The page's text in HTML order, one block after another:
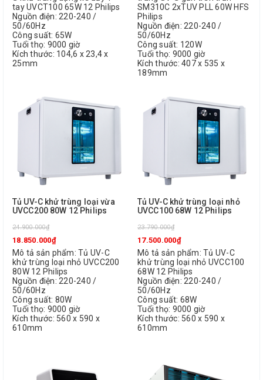
tay UVCT100 65W 12 Philips
Nguồn điện: 220-240 /
50/60Hz
Công suất: 65W
Tuổi thọ: 9000 giờ
Kích thước: 104,6 x 23,4 x
25mm
SM310C 2xTUV PLL 60W HFS
Philips
Nguồn điện: 220-240 /
50/60Hz
Công suất: 120W
Tuổi thọ: 9000 giờ
Kích thước: 407 x 535 x
189mm
Tủ UV-C khử trùng loại vừa
UVCC200 80W 12 Philips
24.900.000₫
18.850.000₫
Mô tả sản phẩm: Tủ UV-C
khử trùng loại nhỏ UVCC200
80W 12 Philips
Nguồn điện: 220-240 /
50/60Hz
Công suất: 80W
Tuổi thọ: 9000 giờ
Kích thước: 560 x 590 x
610mm
Tủ UV-C khử trùng loại nhỏ
UVCC100 68W 12 Philips
23.790.000₫
17.500.000₫
Mô tả sản phẩm: Tủ UV-C
khử trùng loại nhỏ UVCC100
68W 12 Philips
Nguồn điện: 220-240 /
50/60Hz
Công suất: 68W
Tuổi thọ: 9000 giờ
Kích thước: 560 x 590 x
610mm